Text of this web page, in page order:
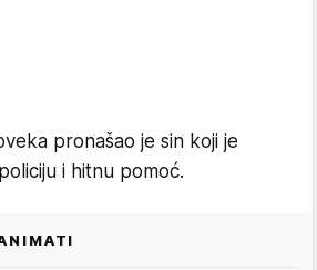
pronašao je sin koji je
i hitnu pomoć.